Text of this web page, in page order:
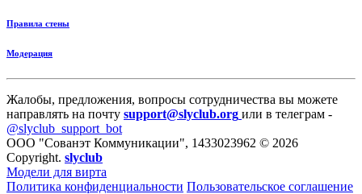
Правила стены
Модерация
Жалобы, предложения, вопросы сотрудничества вы можете
направлять на почту support@slyclub.org или в телеграм -
@slyclub_support_bot
ООО "Сованэт Коммуникации", 1433023962 © 2026
Copyright. slyclub
Модели для вирта
Политика конфиденциальности Пользовательское соглашение